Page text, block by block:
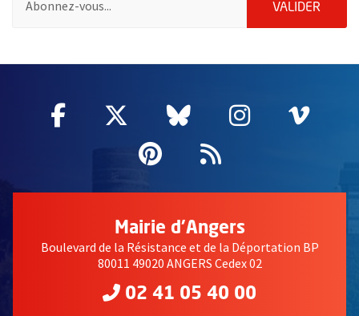
VALIDER
Facebook
, Ouvre une nouvelle fenêtre
Twitter
, Ouvre une nouvelle
Bluesky
, Ouvre une
Instagram
, Ouvre
,
Pinterest
, Ouvre une
Flux RSS
Mairie d'Angers
Boulevard de la Résistance et de la Déportation BP
80011 49020 ANGERS Cedex 02
02 41 05 40 00